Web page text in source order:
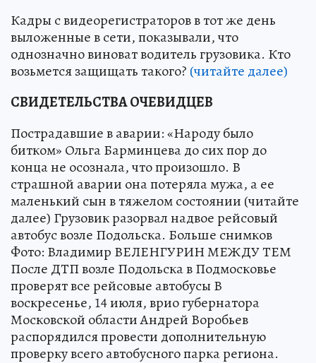
Кадры с видеорегистраторов в тот же день
выложенные в сети, показывали, что
однозначно виноват водитель грузовика. Кто
возьмется защищать такого? (читайте далее)
СВИДЕТЕЛЬСТВА ОЧЕВИДЦЕВ
Пострадавшие в аварии: «Народу было
битком» Ольга Барминцева до сих пор до
конца не осознала, что произошло. В
страшной аварии она потеряла мужа, а ее
маленький сын в тяжелом состоянии (читайте
далее) Грузовик разорвал надвое рейсовый
автобус возле Подольска. Больше снимков
Фото: Владимир ВЕЛЕНГУРИН МЕЖДУ ТЕМ
После ДТП возле Подольска в Подмосковье
проверят все рейсовые автобусы В
воскресенье, 14 июля, врио губернатора
Московской области Андрей Воробьев
распорядился провести дополнительную
проверку всего автобусного парка региона.